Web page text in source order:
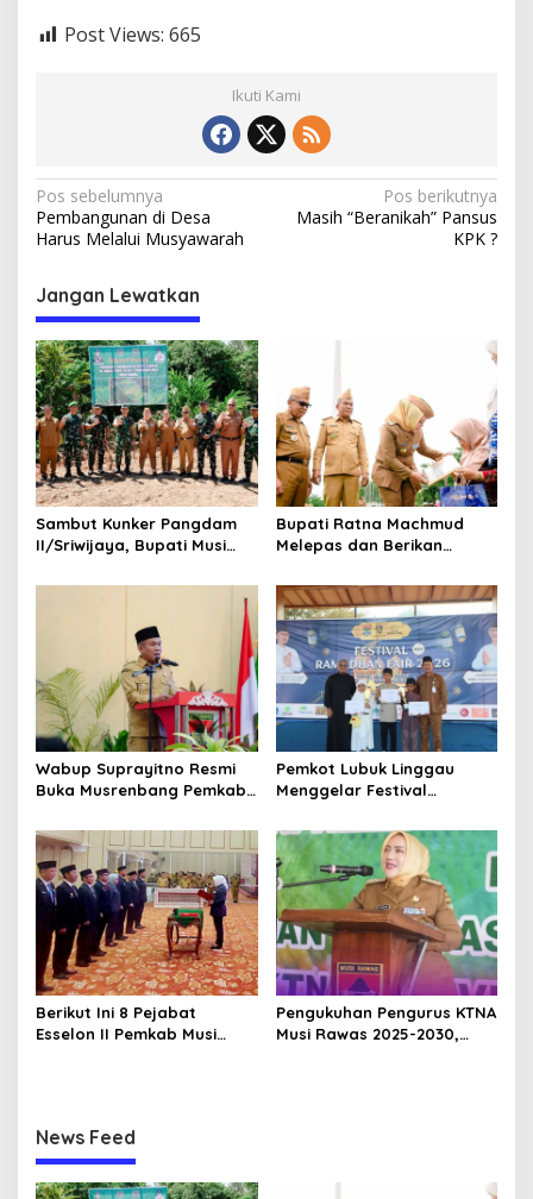
Post Views: 665
Ikuti Kami
N
a
i
g
a
s
i
p
o
s
Pos sebelumnya
Pembangunan di Desa
Harus Melalui Musyawarah
Pos berikutnya
Masih “Beranikah” Pansus
KPK ?
Jangan Lewatkan
Sambut Kunker Pangdam
II/Sriwijaya, Bupati Musi
Pembangunan Yonif
Bupati Ratna Machmud
Melepas dan Berikan
ASN Purna Tugas Pemkab
Musi Rawas
Wabup Suprayitno Resmi
Buka Musrenbang Pemkab
Pembangunan Daerah
Terencana
Pemkot Lubuk Linggau
Menggelar Festival
Hadirkan Event Bernuansa
Religius
Berikut Ini 8 Pejabat
Esselon II Pemkab Musi
Pengukuhan Pengurus KTNA
Musi Rawas 2025-2030,
News Feed